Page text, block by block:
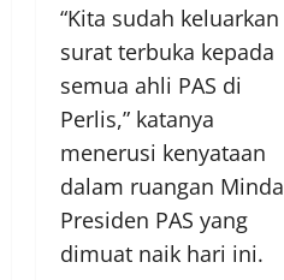
“Kita sudah keluarkan
surat terbuka kepada
semua ahli PAS di
Perlis,” katanya
menerusi kenyataan
dalam ruangan Minda
Presiden PAS yang
dimuat naik hari ini.